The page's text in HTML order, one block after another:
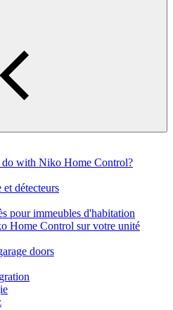
with Niko Home Control?
et détecteurs
pour immeubles d'habitation
Home Control sur votre unité
doors